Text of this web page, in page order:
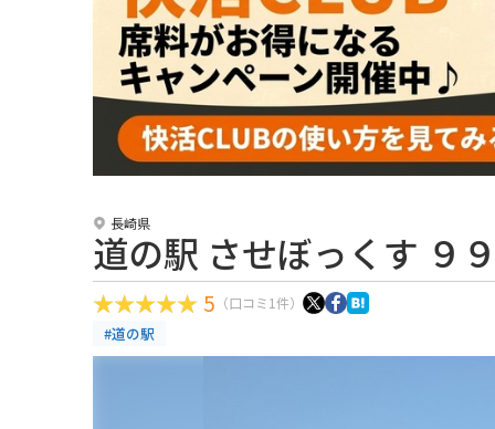
長崎県
道の駅 させぼっくす ９
5 （口コミ1件）
#道の駅